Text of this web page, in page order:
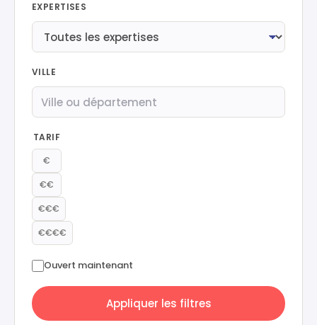
EXPERTISES
VILLE
TARIF
€
€€
€€€
€€€€
Ouvert maintenant
Appliquer les filtres